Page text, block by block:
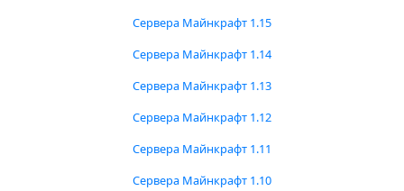
Сервера Майнкрафт 1.15
Сервера Майнкрафт 1.14
Сервера Майнкрафт 1.13
Сервера Майнкрафт 1.12
Сервера Майнкрафт 1.11
Сервера Майнкрафт 1.10